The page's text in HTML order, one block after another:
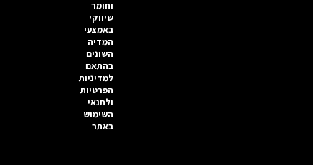
וחומר
שיווקי
באמצעי
המדיה
השונים
בהתאם
למדיניות
הפרטיות
ולתנאי
השימוש
באתר